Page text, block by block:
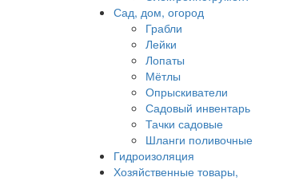
Сад, дом, огород
Грабли
Лейки
Лопаты
Мётлы
Опрыскиватели
Садовый инвентарь
Тачки садовые
Шланги поливочные
Гидроизоляция
Хозяйственные товары,